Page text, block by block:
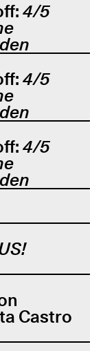
4/5
4/5
4/5
Castro